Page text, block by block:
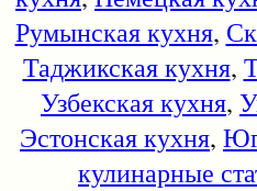
Румынская кухня,
Таджикская кухня,
Узбекская кухня,
Эстонская кухня,
кулинарные